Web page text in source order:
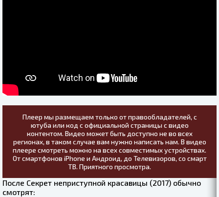
Плеер мы размещаем только от правообладателей, с
ютуба или код с официальной страницы с видео
контентом. Видео может быть доступно не во всех
регионах, в таком случае вам нужно написать нам. В видео
плеере смотреть можно на всех совместимых устройствах.
От смартфонов iPhone и Андроид, до Телевизоров, со смарт
ТВ. Приятного просмотра.
После Секрет неприступной красавицы (2017) обычно
смотрят: